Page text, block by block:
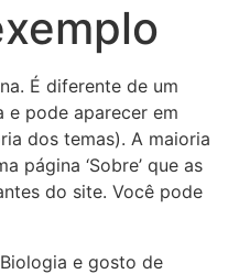
É diferente de um
pode aparecer em
dos temas). A maioria
página ‘Sobre’ que as
do site. Você pode
e gosto de